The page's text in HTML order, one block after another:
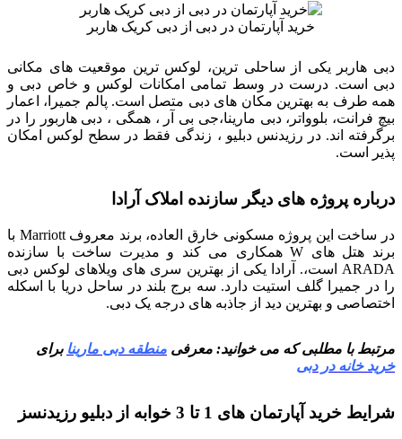
خرید آپارتمان در دبی از دبی کریک هاربر
دبی هاربر یکی از ساحلی ترین، لوکس ترین موقعیت های مکانی
دبی است. درست در وسط تمامی امکانات لوکس و خاص دبی و
همه طرف به بهترین مکان های دبی متصل است. پالم جمیرا، اعمار
بیچ فرانت، بلوواتر، دبی مارینا،جی بی آر ، همگی ، دبی هاربور را در
برگرفته اند. در رزیدنس دبلیو ، زندگی فقط در سطح لوکس امکان
پذیر است.
درباره پروژه های دیگر سازنده املاک آرادا
در ساخت این پروژه مسکونی خارق العاده، برند معروف Marriott با
برند هتل های W همکاری می کند و مدیرت ساخت با سازنده
ARADA است،. آرادا یکی از بهترین سری های ویلاهای لوکس دبی
را در جمیرا گلف استیت دارد‌. سه برج بلند در ساحل دریا با اسکله
اختصاصی و بهترین دید از جاذبه های درجه یک دبی.
مرتبط با مطلبی که می خوانید: معرفی منطقه دبی مارینا برای
خرید خانه در دبی
شرایط خرید آپارتمان های 1 تا 3 خوابه از دبلیو رزیدنسز